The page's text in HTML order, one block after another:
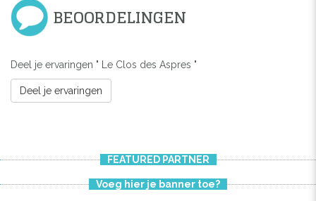
BEOORDELINGEN
Deel je ervaringen " Le Clos des Aspres "
Deel je ervaringen
FEATURED PARTNER
Voeg hier je banner toe?